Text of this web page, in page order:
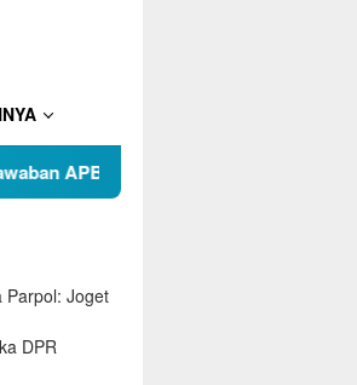
Parpol: Joget
DPR